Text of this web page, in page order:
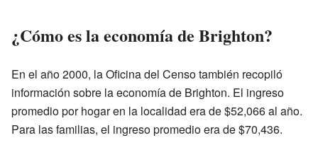
¿Cómo es la economía de Brighton?
En el año 2000, la Oficina del Censo también recopiló
información sobre la economía de Brighton. El ingreso
promedio por hogar en la localidad era de $52,066 al año.
Para las familias, el ingreso promedio era de $70,436.